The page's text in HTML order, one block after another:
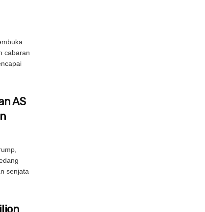
cabaran
AS
senjata